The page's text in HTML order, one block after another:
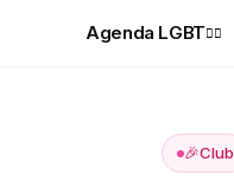
Agenda LGBT🏳️‍🌈
🎉Club